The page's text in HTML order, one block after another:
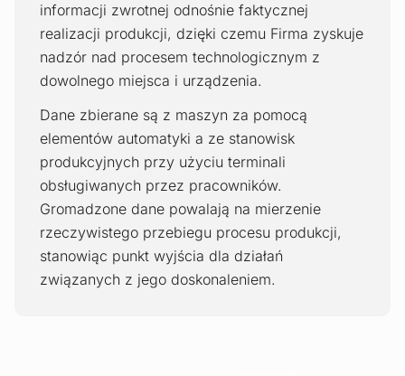
informacji zwrotnej odnośnie faktycznej
realizacji produkcji, dzięki czemu Firma zyskuje
nadzór nad procesem technologicznym z
dowolnego miejsca i urządzenia.
Dane zbierane są z maszyn za pomocą
elementów automatyki a ze stanowisk
produkcyjnych przy użyciu terminali
obsługiwanych przez pracowników.
Gromadzone dane powalają na mierzenie
rzeczywistego przebiegu procesu produkcji,
stanowiąc punkt wyjścia dla działań
związanych z jego doskonaleniem.